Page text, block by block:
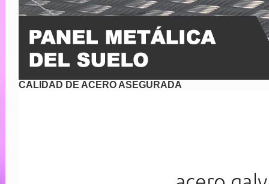
CALIDAD DE ACERO ASEGURADA